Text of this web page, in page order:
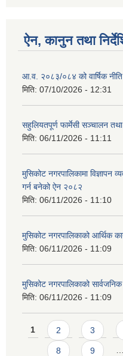
ऐन, कानुन तथा
आ.व. २०८३/०८४ को वार्षिक
मिति: 07/10/2026 - 12:31
सहुलियतपूर्ण फार्मेसी सञ्चालन
मिति: 06/11/2026 - 11:11
मुसिकोट नगरपालिकामा विज्ञापन
गर्न बनेको ऐन २०८२
मिति: 06/11/2026 - 11:10
मुसिकोट नगरपालिकाको आर्थिक
मिति: 06/11/2026 - 11:09
मुसिकोट नगरपालिकाको
मिति: 06/11/2026 - 11:09
Pages
1 2 3
8 9 …